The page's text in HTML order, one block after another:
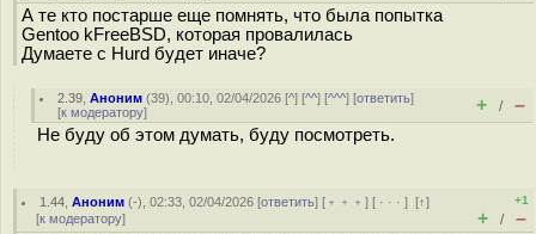
А те кто постарше еще помнять, что была попытка
Gentoo kFreeBSD, которая провалилась
Думаете с Hurd будет иначе?
2.39 ,Аноним (39), 00:10, 02/04/2026 [^] [^^] [^^^] [ответить]
[к модератору] + / –
Не буду об этом думать, буду посмотреть.
1.44 ,Аноним (-), 02:33, 02/04/2026 [ответить] [ ﹢﹢﹢] [ · · ·][↑]
[к модератору]
+1
+ / –